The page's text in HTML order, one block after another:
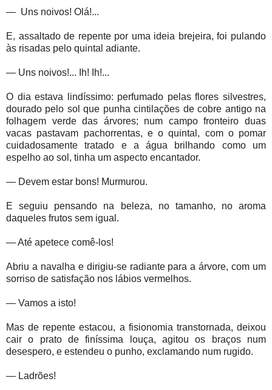
— Uns noivos! Olá!...
E, assaltado de repente por uma ideia brejeira, foi pulando
às risadas pelo quintal adiante.
— Uns noivos!... Ih! Ih!...
O dia estava lindíssimo: perfumado pelas flores silvestres,
dourado pelo sol que punha cintilações de cobre antigo na
folhagem verde das árvores; num campo fronteiro duas
vacas pastavam pachorrentas, e o quintal, com o pomar
cuidadosamente tratado e a água brilhando como um
espelho ao sol, tinha um aspecto encantador.
— Devem estar bons! Murmurou.
E seguiu pensando na beleza, no tamanho, no aroma
daqueles frutos sem igual.
— Até apetece comê-los!
Abriu a navalha e dirigiu-se radiante para a árvore, com um
sorriso de satisfação nos lábios vermelhos.
— Vamos a isto!
Mas de repente estacou, a fisionomia transtornada, deixou
cair o prato de finíssima louça, agitou os braços num
desespero, e estendeu o punho, exclamando num rugido.
— Ladrões!